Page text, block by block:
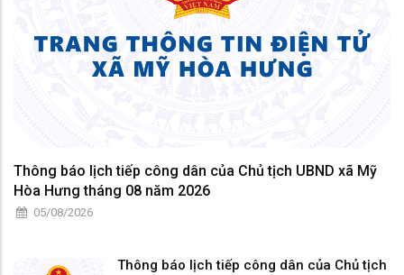
Thông báo lịch tiếp công dân của Chủ tịch UBND xã Mỹ
Hòa Hưng tháng 08 năm 2026
05/08/2026
Thông báo lịch tiếp công dân của Chủ tịch